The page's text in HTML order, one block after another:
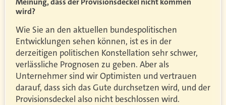
wird?
Wie Sie an den aktuellen bundespolitischen
Entwicklungen sehen können, ist es in der
derzeitigen politischen Konstellation sehr schwer,
verlässliche Prognosen zu geben. Aber als
Unternehmer sind wir Optimisten und vertrauen
darauf, dass sich das Gute durchsetzen wird, und der
Provisionsdeckel also nicht beschlossen wird.